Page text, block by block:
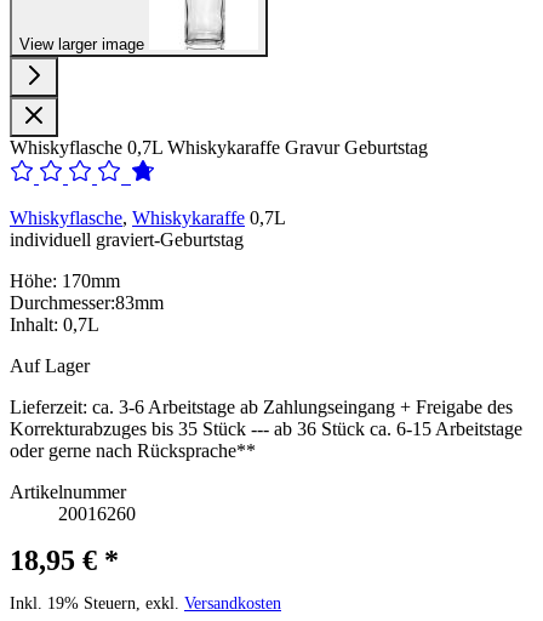
View larger image
Whiskyflasche 0,7L Whiskykaraffe Gravur Geburtstag
Whiskyflasche, Whiskykaraffe 0,7L
individuell graviert-Geburtstag
Höhe: 170mm
Durchmesser:83mm
Inhalt: 0,7L
Auf Lager
Lieferzeit: ca. 3-6 Arbeitstage ab Zahlungseingang + Freigabe des
Korrekturabzuges bis 35 Stück --- ab 36 Stück ca. 6-15 Arbeitstage
oder gerne nach Rücksprache**
Artikelnummer
20016260
18,95 € *
Inkl. 19% Steuern, exkl. Versandkosten